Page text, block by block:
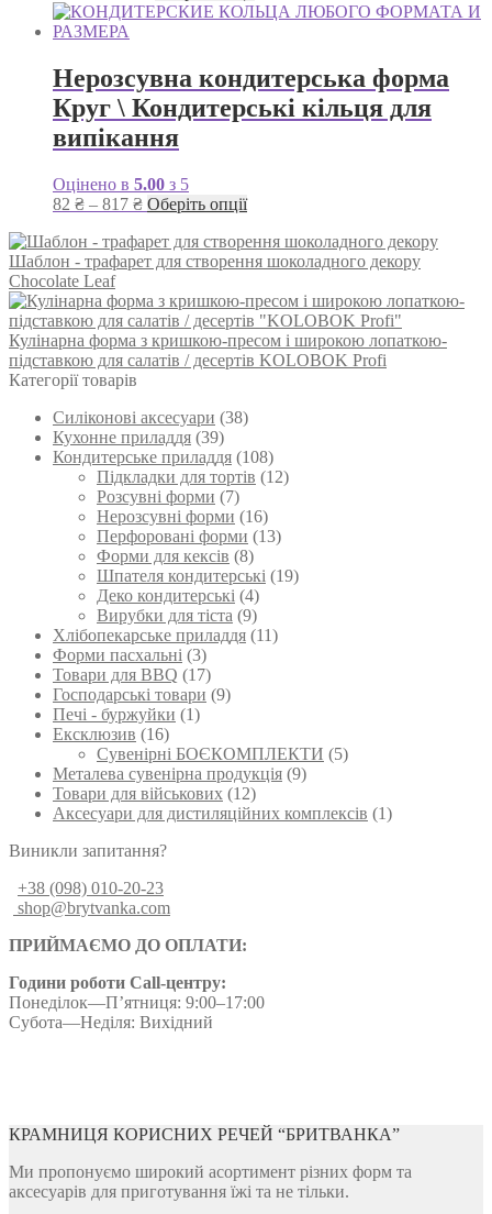
вибрати
товару
цін:
185 ₴
товар
Параметри
можна
Нерозсувна кондитерська форма
Круг \ Кондитерські кільця для
випікання
Оцінено в 5.00 з 5
82 ₴ – 817 ₴Діапазон
від
82 ₴
817 ₴
Оберіть опціїЦей
має
кілька
Параметри
можна
вибрати
на
Шаблон - трафарет для створення шоколадного декору
Chocolate Leaf
Кулінарна форма з кришкою-пресом і широкою лопаткою-
підставкою для салатів / десертів KOLOBOK Profi
Категорії товарів
Силіконові аксесуари (38)
Кухонне приладдя (39)
Кондитерське приладдя (108)
Підкладки для тортів (12)
Розсувні форми (7)
Нерозсувні форми (16)
Перфоровані форми (13)
Форми для кексів (8)
Шпателя кондитерські (19)
Деко кондитерські (4)
Вирубки для тіста (9)
Хлібопекарське приладдя (11)
Форми пасхальні (3)
Товари для BBQ (17)
Господарські товари (9)
Печі - буржуйки (1)
Ексклюзив (16)
Сувенірні БОЄКОМПЛЕКТИ (5)
Металева сувенірна продукція (9)
Товари для військових (12)
Аксесуари для дистиляційних комплексів (1)
Виникли запитання?
+38 (098) 010-20-23
shop@brytvanka.com
ПРИЙМАЄМО ДО ОПЛАТИ:
Години роботи Call-центру:
Понеділок—П’ятниця: 9:00–17:00
Субота—Неділя: Вихідний
КРАМНИЦЯ КОРИСНИХ РЕЧЕЙ “БРИТВАНКА”
Ми пропонуємо широкий асортимент різних форм та
аксесуарів для приготування їжі та не тільки.